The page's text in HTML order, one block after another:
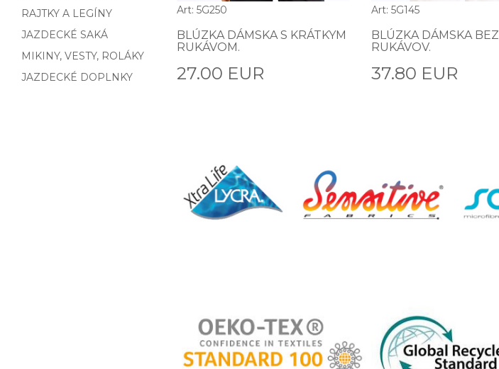
RAJTKY A LEGÍNY
JAZDECKÉ SAKÁ
MIKINY, VESTY, ROLÁKY
JAZDECKÉ DOPLNKY
Art: 5G250
BLÚZKA DÁMSKA S KRÁTKYM
RUKÁVOM.
27.00 EUR
Art: 5G145
BLÚZKA DÁMSKA BEZ
RUKÁVOV.
37.80 EUR